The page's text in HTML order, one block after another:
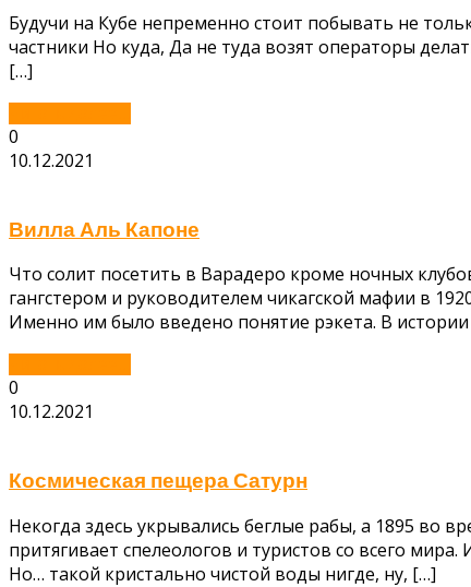
Будучи на Кубе непременно стоит побывать не
частники Но куда, Да не туда возят операторы
[…]
0
10.12.2021
Вилла Аль Капоне
Что солит посетить в Варадеро кроме ночных
гангстером и руководителем чикагской мафии в
Именно им было введено понятие рэкета. В
0
10.12.2021
Космическая пещера Сатурн
Некогда здесь укрывались беглые рабы, а 1895 во
притягивает спелеологов и туристов со всего
Но… такой кристально чистой воды нигде, ну, […]